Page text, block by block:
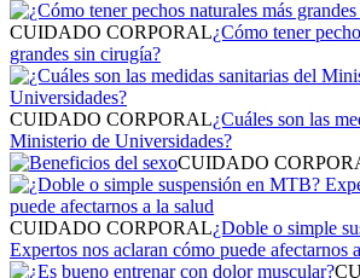
CUIDADO CORPORAL¿Cómo tener
grandes sin cirugía?
CUIDADO CORPORAL¿Cuáles son las
Ministerio de Universidades?
CUIDADO
CUIDADO CORPORAL¿Doble o simple
Expertos nos aclaran cómo puede afectarnos